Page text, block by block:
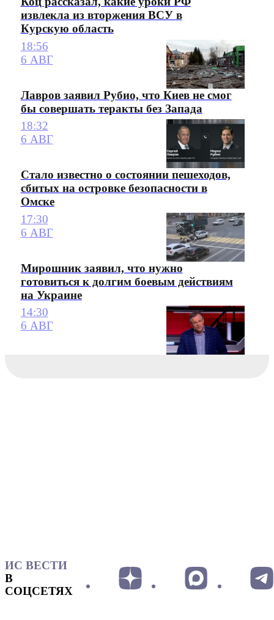
извлекла из вторжения ВСУ в
Курскую область
18:56
6 АВГ
Лавров заявил Рубио, что Киев не смог
бы совершать теракты без Запада
18:32
6 АВГ
Стало известно о состоянии пешеходов,
сбитых на островке безопасности в
Омске
17:30
6 АВГ
Мирошник заявил, что нужно
готовиться к долгим боевым действиям
на Украине
14:30
6 АВГ
ИС ВЕСТИ
В
СОЦСЕТЯХ